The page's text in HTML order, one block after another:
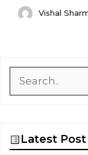
Vishal
Latest Post